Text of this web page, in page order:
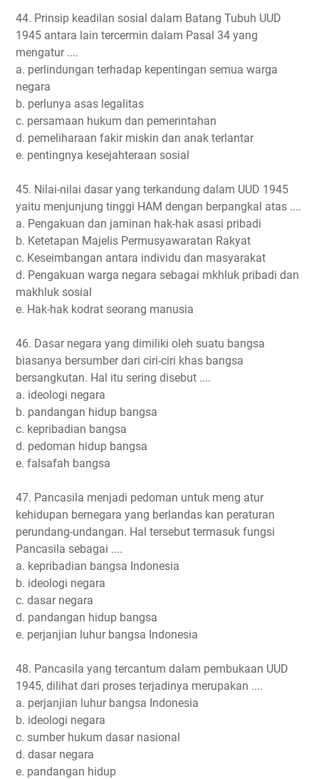
44. Prinsip keadilan sosial dalam Batang Tubuh UUD
1945 antara lain tercermin dalam Pasal 34 yang
mengatur ....
a. perlindungan terhadap kepentingan semua warga
negara
b. perlunya asas legalitas
c. persamaan hukum dan pemerintahan
d. pemeliharaan fakir miskin dan anak terlantar
e. pentingnya kesejahteraan sosial
45. Nilai-nilai dasar yang terkandung dalam UUD 1945
yaitu menjunjung tinggi HAM dengan berpangkal atas ....
a. Pengakuan dan jaminan hak-hak asasi pribadi
b. Ketetapan Majelis Permusyawaratan Rakyat
c. Keseimbangan antara individu dan masyarakat
d. Pengakuan warga negara sebagai mkhluk pribadi dan
makhluk sosial
e. Hak-hak kodrat seorang manusia
46. Dasar negara yang dimiliki oleh suatu bangsa
biasanya bersumber dari ciri-ciri khas bangsa
bersangkutan. Hal itu sering disebut ....
a. ideologi negara
b. pandangan hidup bangsa
c. kepribadian bangsa
d. pedoman hidup bangsa
e. falsafah bangsa
47. Pancasila menjadi pedoman untuk meng atur
kehidupan bernegara yang berlandas kan peraturan
perundang-undangan. Hal tersebut termasuk fungsi
Pancasila sebagai ....
a. kepribadian bangsa Indonesia
b. ideologi negara
c. dasar negara
d. pandangan hidup bangsa
e. perjanjian luhur bangsa Indonesia
48. Pancasila yang tercantum dalam pembukaan UUD
1945, dilihat dari proses terjadinya merupakan ....
a. perjanjian luhur bangsa Indonesia
b. ideologi negara
c. sumber hukum dasar nasional
d. dasar negara
e. pandangan hidup